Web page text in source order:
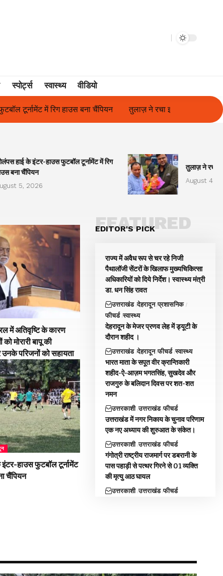
स्पोर्ट्स स्वास्थ्य वीडियो
ने रचा इतिहास, संस्थान से बना विश्वविद्यालय फिल्म अभिनेत्री सुनीता
हाई के इंटर-हाउस फुटबॉल टूर्नामेंट में रिग
बना चैंपियन
5, 2026
तुलाज़ ने रचा
August 4,
में अतिवृष्टि के कारण
को मोरारी बापू की
उनके परिजनों को सहायता
हाउस फुटबॉल टूर्नामेंट
चैंपियन
EDITOR'S PICK
FEATURED
राज्य में अवैध रूप से चर रहे निजी
पैथालॉजी सेंटरों के खिलाफ मुख्यचिकित्सा
अधिकारियों को दिये निर्देश। स्वास्थ्य मंत्री
डा. धन सिंह रावत
उत्तराखंड देहरादून प्रशासनिक
फीचर्ड स्वास्थ्य
देहरादून के मेजर प्रणव लेह में ड्यूटी के
दाैरान शहीद ।
उत्तराखंड देहरादून फीचर्ड स्वास्थ्य
भारत माता के सपूत वीर क्रान्तिकारी
शहीद-ऐ-आज़म भगतसिंह, सुखदेव और
राजगुरु के बलिदान दिवस पर शत-शत
नमन
उत्तरकाशी उत्तराखंड फीचर्ड
उत्तराखंड में नगर निकाय के चुनाव परिणाम
एक नए अध्याय की शुरुआत के संकेत।
उत्तरकाशी उत्तराखंड फीचर्ड
गंगोत्री राष्ट्रीय राजमार्ग पर डबरानी के
पास पहाड़ी से पत्थर गिरने से 01 व्यक्ति
की मृत्यु आठ घायल
उत्तरकाशी उत्तराखंड फीचर्ड